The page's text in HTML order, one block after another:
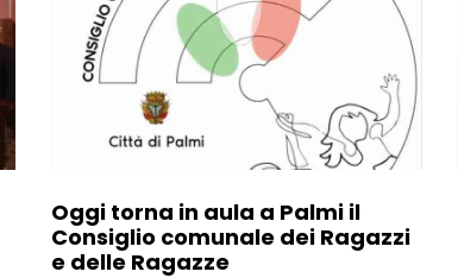
Oggi torna in aula a Palmi il
Consiglio comunale dei Ragazzi
e delle Ragazze